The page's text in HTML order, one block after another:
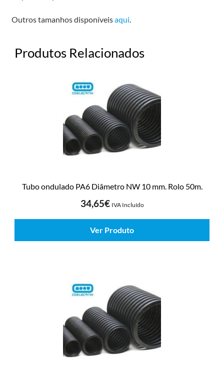
Outros tamanhos disponíveisaqui.
Produtos Relacionados
Tubo ondulado PA6 Diâmetro NW 10 mm. Rolo 50m.
34,65€ IVA Incluído
Ver Produto